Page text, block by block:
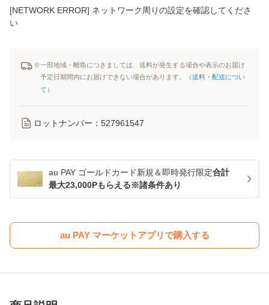
[NETWORK ERROR] ネットワーク周りの設定を確認してくださ
い
※一部地域・離島につきましては、送料が発生する場合や表示のお届け
予定日期間内にお届けできない場合があります。（送料・配送につい
て ）
ロットナンバー： 527961547
au PAY ゴールドカード新規＆即時発行限定合計
最大23,000Pもらえる※諸条件あり
au PAY マーケットアプリで購入する